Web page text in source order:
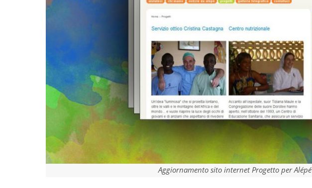
Aggiornamento sito internet Progetto per Alépé